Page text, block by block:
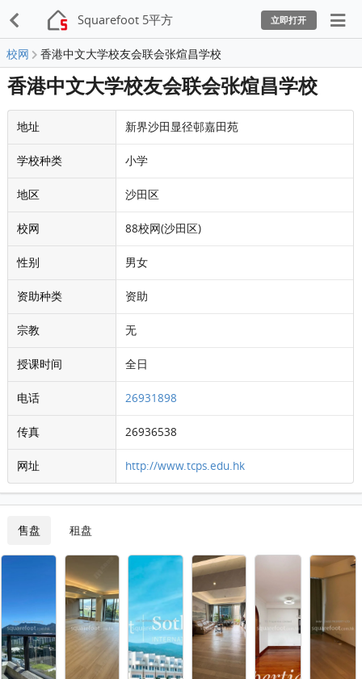
Squarefoot 5平方 立即打开
校网 香港中文大学校友会联会张煊昌学校
香港中文大学校友会联会张煊昌学校
地址 新界沙田显径邨嘉田苑
学校种类 小学
地区 沙田区
校网 88校网(沙田区)
性别 男女
资助种类 资助
宗教 无
授课时间 全日
电话 26931898
传真 26936538
网址 http://www.tcps.edu.hk
售盘 租盘